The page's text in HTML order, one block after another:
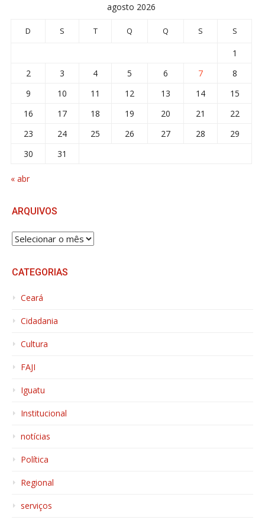
agosto 2026
D S T Q Q S S
1
2
3 4 5 6 7
8
9
10 11 12 13 14
15
16
17 18 19 20 21
22
23
24 25 26 27 28
29
30
31
« abr
ARQUIVOS
ARQUIVOS
CATEGORIAS
Ceará
Cidadania
Cultura
FAJI
Iguatu
Institucional
notícias
Política
Regional
serviços